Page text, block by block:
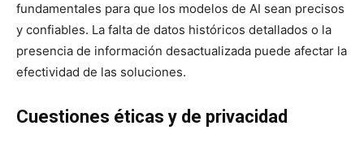
fundamentales para que los modelos de AI sean precisos
y confiables. La falta de datos históricos detallados o la
presencia de información desactualizada puede afectar la
efectividad de las soluciones.
Cuestiones éticas y de privacidad